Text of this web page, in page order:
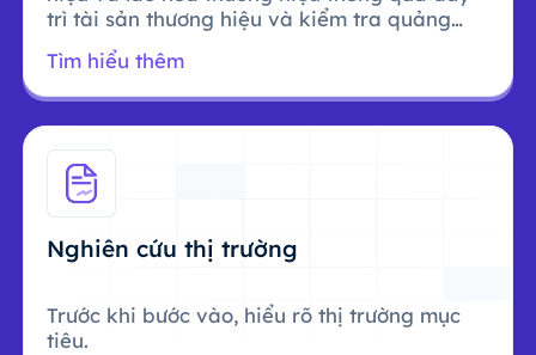
trì tài sản thương hiệu và kiểm tra quảng
Tìm hiểu thêm
Nghiên cứu thị trường
Trước khi bước vào, hiểu rõ thị trường mục
tiêu.